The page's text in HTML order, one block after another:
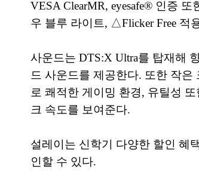
VESA ClearMR, eyesafe® 인증
우 블루 라이트, △Flicker Free 적
사운드는 DTS:X Ultra를 탑재해
드 사운드를 제공한다. 또한 작
로 쾌적한 게이밍 환경, 유틸성
크 속도를 보여준다.
설레이는 신학기 다양한 할인 혜
인할 수 있다.